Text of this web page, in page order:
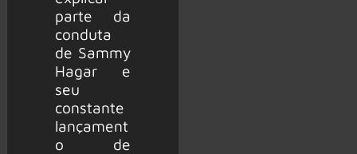
parte da
conduta
de Sammy
Hagar e
seu
constante
lançament
o de